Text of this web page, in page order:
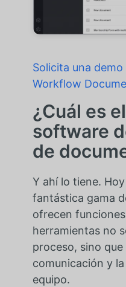
Solicita una
Workflow
¿Cuál es
software
de
Y ahí lo tiene.
fantástica gama
ofrecen
herramientas no
proceso, sino
comunicación y
equipo.